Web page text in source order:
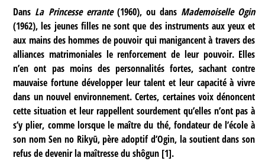
Dans La Princesse errante(1960), ou dans Mademoiselle Ogin
(1962), les jeunes filles ne sont que des instruments aux yeux et
aux mains des hommes de pouvoir qui manigancent à travers des
alliances matrimoniales le renforcement de leur pouvoir. Elles
n’en ont pas moins des personnalités fortes, sachant contre
mauvaise fortune développer leur talent et leur capacité à vivre
dans un nouvel environnement. Certes, certaines voix dénoncent
cette situation et leur rappellent sourdement qu’elles n’ont pas à
s’y plier, comme lorsque le maître du thé, fondateur de l’école à
son nom Sen no Rikyū, père adoptif d’Ogin, la soutient dans son
refus de devenir la maîtresse du shôgun [1].